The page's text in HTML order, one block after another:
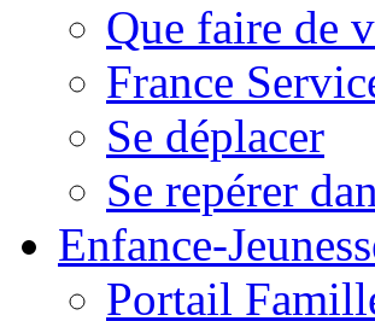
Que faire de
France
Se déplacer
Se repérer
Enfance-
Portail